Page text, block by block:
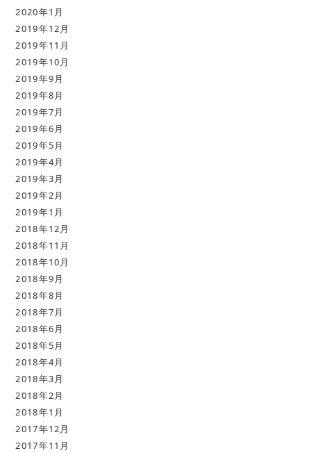
2020年1月
2019年12月
2019年11月
2019年10月
2019年9月
2019年8月
2019年7月
2019年6月
2019年5月
2019年4月
2019年3月
2019年2月
2019年1月
2018年12月
2018年11月
2018年10月
2018年9月
2018年8月
2018年7月
2018年6月
2018年5月
2018年4月
2018年3月
2018年2月
2018年1月
2017年12月
2017年11月